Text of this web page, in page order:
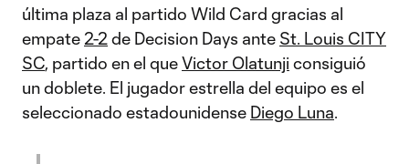
última plaza al partido Wild Card gracias al
empate 2-2de Decision Days ante St. Louis CITY
SC, partido en el queVictor Olatunji consiguió
un doblete. El jugador estrella del equipo es el
seleccionado estadounidense Diego Luna.